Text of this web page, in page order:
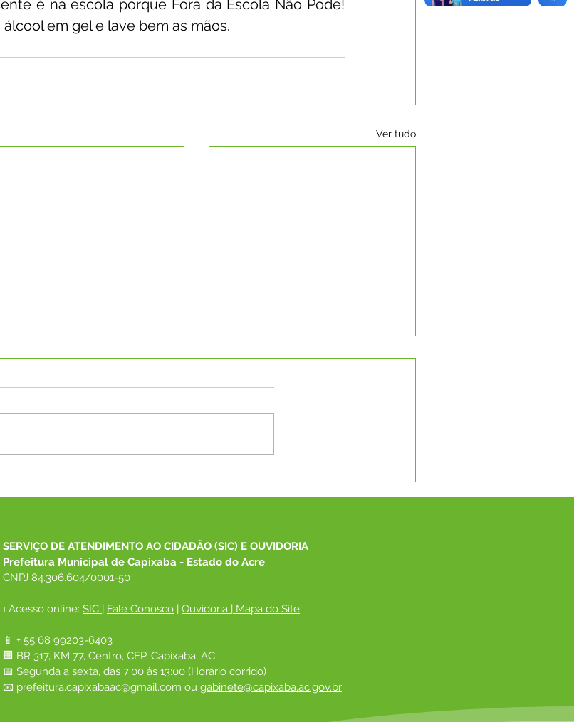
é na escola porque Fora da Escola Não Pode!
em gel e lave bem as mãos.
Ver tudo
SERVIÇO DE ATENDIMENTO AO CIDADÃO (SIC) E OUVIDORIA
Prefeitura Municipal de Capixaba - Estado do Acre
CNPJ 84.306.604/0001-50
ℹ️ Acesso online: SIC Fale Conosco Ouvidoria Mapa do Site
📱 + 55 68 99203-6403
🏢 BR 317, KM 77, Centro, CEP, Capixaba, AC
📅 Segunda a sexta, das 7:00 às 13:00 (Horário corrido)
📧 prefeitura.capixabaac@gmail.com ou gabinete@capixaba.ac.gov.br